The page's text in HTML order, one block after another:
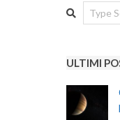
Search
ULTIMI